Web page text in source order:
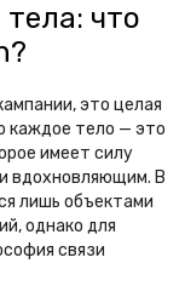
что
это целая
каждое тело — это
имеет силу
вдохновляющим. В
лишь объектами
однако для
связи